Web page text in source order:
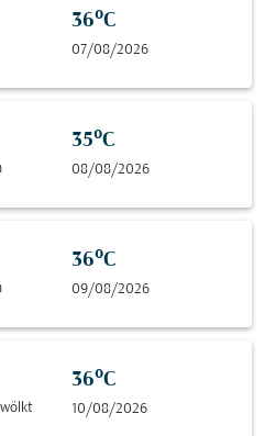
36°C
07/08/2026
35°C
08/08/2026
36°C
09/08/2026
36°C
10/08/2026